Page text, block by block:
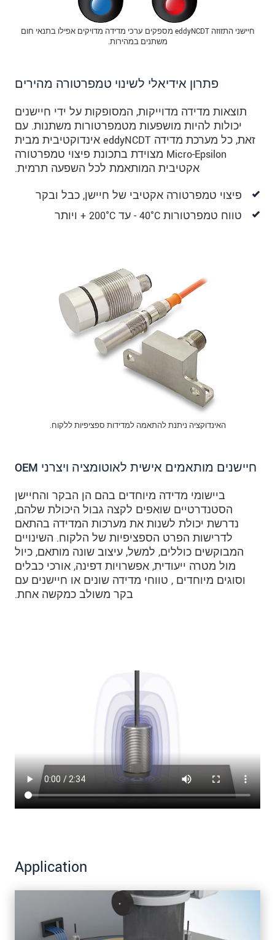
חיישני התזוזה eddyNCDT מספקים ערכי מדידה מדויקים אפילו בתנאי חום
משתנים במהירות.
פתרון אידיאלי לשינוי טמפרטורה מהירים
תוצאות מדידה מדוייקות, המסופקות על ידי חיישנים
יכולות להיות מושפעות מטמפרטורות משתנות. עם
זאת, כל מערכת מדידה eddyNCDT אינדוקטיבית מבית
Micro-Epsilon מצוידת בתכונת פיצוי טמפרטורה
אקטיבית המותאמת לכל השפעה תרמית.
פיצוי טמפרטורה אקטיבי של חיישן, כבל ובקר
טווח טמפרטורות 40°C - עד 200°C + ויותר
חיישנים מותאמים אישית לאוטומציה ויצרני OEM
ביישומי מדידה מיוחדים בהם הן הבקר והחיישן
הסטנדרטיים שואפים לקצה גבול היכולת שלהם,
נדרשת יכולת לשנות את מערכות המדידה בהתאם
לדרישות הפרט הספציפיות של הלקוח. השינויים
המבוקשים כוללים, למשל, עיצוב שונה מותאם, כיול
מול מטרה ייעודית, אפשרויות דפינה, אורכי כבלים
וסוגים מיוחדים , טווחי מדידה שונים או חיישנים עם
בקר משולב כמקשה אחת.
האינדוקציה ניתנת להתאמה למדידות ספציפיות ללקוח.
Application